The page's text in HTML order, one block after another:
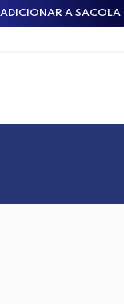
ADICIONAR A SACOLA